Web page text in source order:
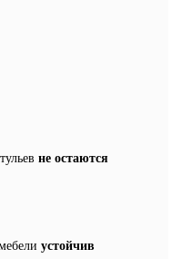
не остаются
устойчив